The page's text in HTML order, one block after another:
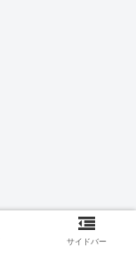
サイドバー